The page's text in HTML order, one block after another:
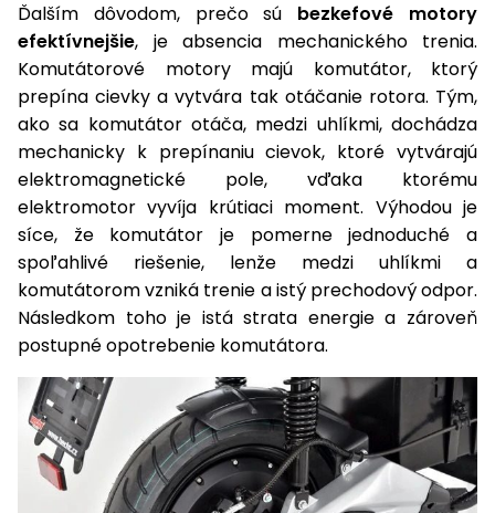
Ďalším dôvodom, prečo sú bezkefové motory
efektívnejšie, je absencia mechanického trenia.
Komutátorové motory majú komutátor, ktorý
prepína cievky a vytvára tak otáčanie rotora. Tým,
ako sa komutátor otáča, medzi uhlíkmi, dochádza
mechanicky k prepínaniu cievok, ktoré vytvárajú
elektromagnetické pole, vďaka ktorému
elektromotor vyvíja krútiaci moment. Výhodou je
síce, že komutátor je pomerne jednoduché a
spoľahlivé riešenie, lenže medzi uhlíkmi a
komutátorom vzniká trenie a istý prechodový odpor.
Následkom toho je istá strata energie a zároveň
postupné opotrebenie komutátora.